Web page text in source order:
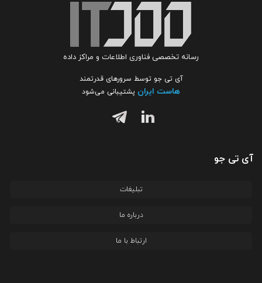
رسانه تخصصی فناوری اطلاعات و مراکز داده
آی تی جو توسط سرورهای قدرتمند
هاست ایران پشتیبانی می‌شود
آی تی جو
تبلیغات
درباره ما
ارتباط با ما